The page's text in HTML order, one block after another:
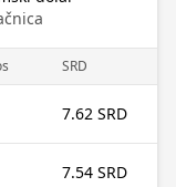
SRD
7.62 SRD
7.54 SRD